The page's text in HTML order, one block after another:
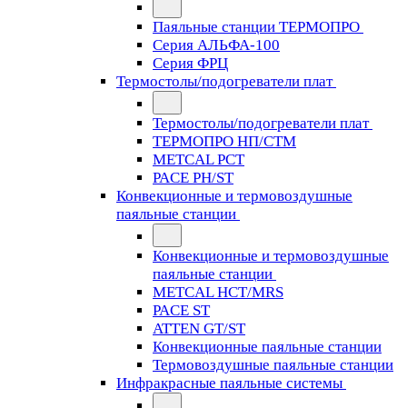
Паяльные станции ТЕРМОПРО
Серия АЛЬФА-100
Серия ФРЦ
Термостолы/подогреватели плат
Термостолы/подогреватели плат
ТЕРМОПРО НП/СТМ
METCAL PCT
PACE PH/ST
Конвекционные и термовоздушные
паяльные станции
Конвекционные и термовоздушные
паяльные станции
METCAL HCT/MRS
PACE ST
ATTEN GT/ST
Конвекционные паяльные станции
Термовоздушные паяльные станции
Инфракрасные паяльные системы